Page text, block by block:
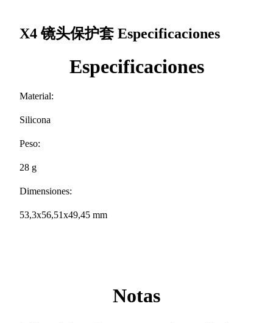
X4 镜头保护套Especificaciones
Especificaciones
Material:
Silicona
Peso:
28 g
Dimensiones:
53,3x56,51x49,45 mm
Notas